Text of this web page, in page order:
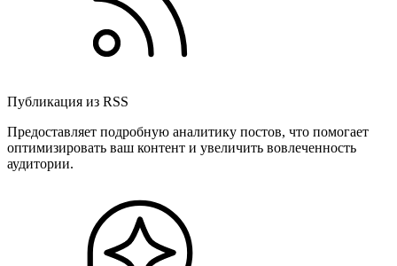
Публикация из RSS
Предоставляет подробную аналитику постов, что помогает
оптимизировать ваш контент и увеличить вовлеченность
аудитории.